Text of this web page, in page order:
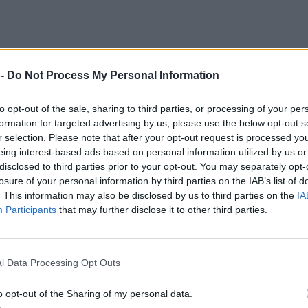
Do Not Process My Personal Information
opt-out of the sale, sharing to third parties, or processing of your
for targeted advertising by us, please use the below opt-out
selection. Please note that after your opt-out request is processed
interest-based ads based on personal information utilized by us
to third parties prior to your opt-out. You may separately
of your personal information by third parties on the IAB’s list of
This information may also be disclosed by us to third parties on the
Participants that may further disclose it to other third parties.
Data Processing Opt Outs
opt-out of the Sharing of my personal data.
Gloryfikacja morderców w czasie wojny z Rosją pokazuje,
z Wołynia i Galicji. Masakry całych wsi, tortury,
że „nie czas na historię”, prawdziwego porozumienia nie
z jednostek Sił Zbrojnych Ukrainy walczących z rosyjską agresją
stanowisko w tej sprawie.
równowagi”